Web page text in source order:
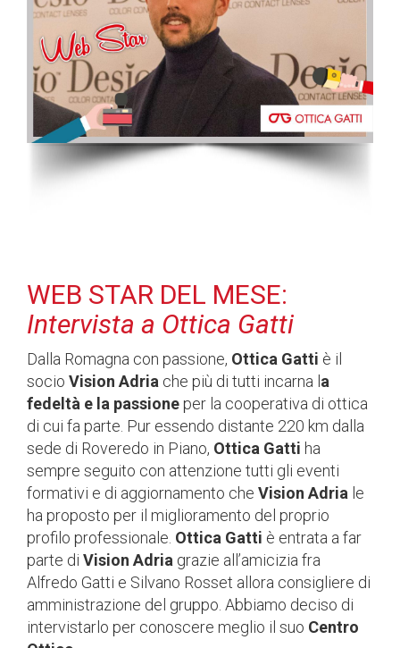
WEB STAR DEL MESE:
Intervista a Ottica Gatti
Dalla Romagna con passione, Ottica Gatti è il
socio Vision Adria che più di tutti incarna la
fedeltà e la passione per la cooperativa di ottica
di cui fa parte. Pur essendo distante 220 km dalla
sede di Roveredo in Piano, Ottica Gatti ha
sempre seguito con attenzione tutti gli eventi
formativi e di aggiornamento che Vision Adria le
ha proposto per il miglioramento del proprio
profilo professionale. Ottica Gatti è entrata a far
parte di Vision Adria grazie all’amicizia fra
Alfredo Gatti e Silvano Rosset allora consigliere di
amministrazione del gruppo. Abbiamo deciso di
intervistarlo per conoscere meglio il suo Centro